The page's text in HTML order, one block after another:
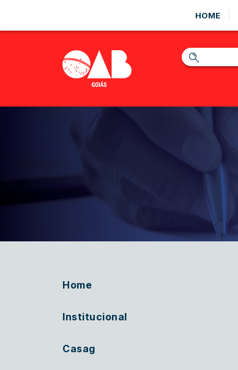
HOME
Home
Institucional
Casag